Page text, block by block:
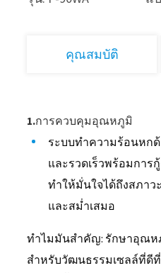
คุณสมบัติ
1.การควบคุมอุณหภูมิ
ระบบทำความร้อนหก
และรวดเร็วพร้อมกา
ทำให้มั่นใจได้ถึงสภา
และสม่ำเสมอ
ทำไมมันสำคัญ: รักษาอุณห
สำหรับวัฒนธรรมเซลล์ที่ดี